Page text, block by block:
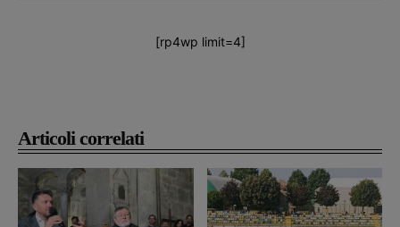
Articoli correlati
[rp4wp limit=4]